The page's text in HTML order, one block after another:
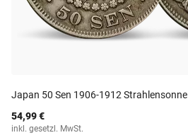
Japan 50 Sen 1906-1912 Strahlensonne
54,99 €
inkl. gesetzl. MwSt.